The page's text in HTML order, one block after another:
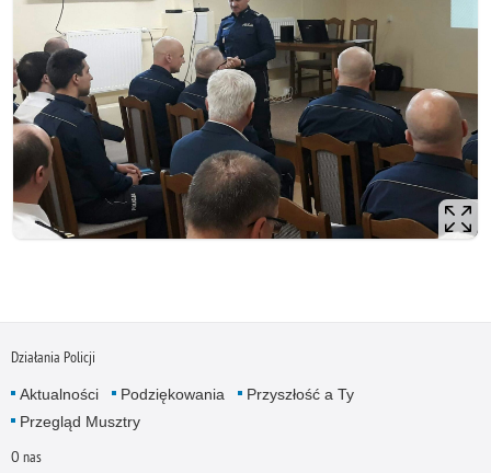
Działania Policji
Aktualności Podziękowania
Przyszłość a Ty
Przegląd Musztry
O nas